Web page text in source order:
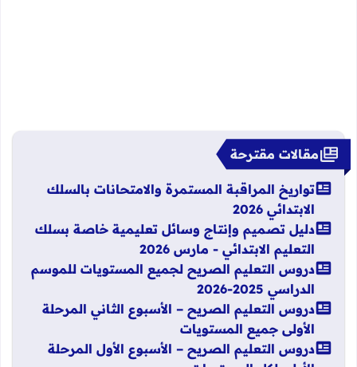
مقالات مقترحة
تواريخ المراقبة المستمرة والامتحانات بالسلك
الابتدائي 2026
دليل تصميم وإنتاج وسائل تعليمية خاصة بسلك
التعليم الابتدائي - مارس 2026
دروس التعليم الصريح لجميع المستويات للموسم
الدراسي 2025-2026
دروس التعليم الصريح – الأسبوع الثاني المرحلة
الأولى جميع المستويات
دروس التعليم الصريح – الأسبوع الأول المرحلة